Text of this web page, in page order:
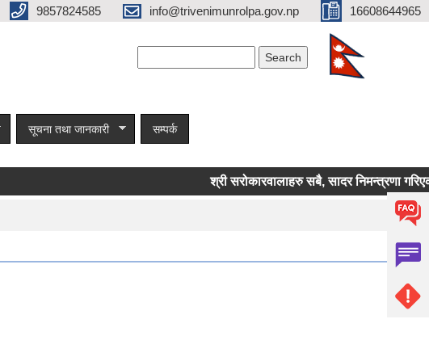
9857824585 info@trivenimunrolpa.gov.np 16608644965
सूचना तथा जानकारी सम्पर्क
श्री सरोकारवालाहरु सबै, सादर निमन्त्रणा गरिएको